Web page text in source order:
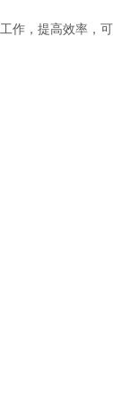
作，提高效率，